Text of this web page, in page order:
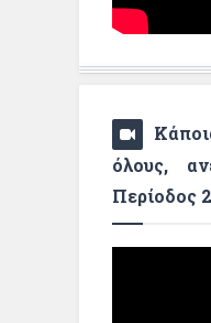
όλους,
Περίοδος